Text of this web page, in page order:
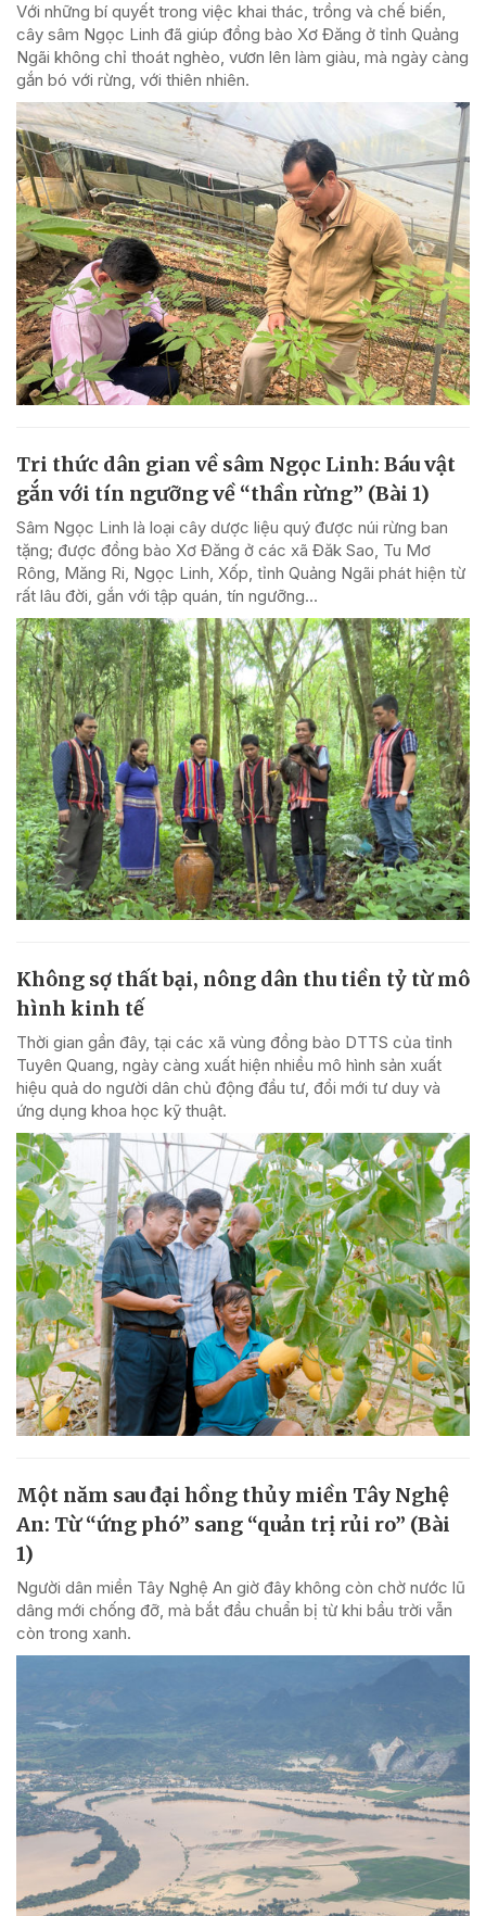
Với những bí quyết trong việc khai thác, trồng và chế biến,
cây sâm Ngọc Linh đã giúp đồng bào Xơ Đăng ở tỉnh Quảng
Ngãi không chỉ thoát nghèo, vươn lên làm giàu, mà ngày càng
gắn bó với rừng, với thiên nhiên.
Tri thức dân gian về sâm Ngọc Linh: Báu vật
gắn với tín ngưỡng về “thần rừng” (Bài 1)
Sâm Ngọc Linh là loại cây dược liệu quý được núi rừng ban
tặng; được đồng bào Xơ Đăng ở các xã Đăk Sao, Tu Mơ
Rông, Măng Ri, Ngọc Linh, Xốp, tỉnh Quảng Ngãi phát hiện từ
rất lâu đời, gắn với tập quán, tín ngưỡng...
Không sợ thất bại, nông dân thu tiền tỷ từ mô
hình kinh tế
Thời gian gần đây, tại các xã vùng đồng bào DTTS của tỉnh
Tuyên Quang, ngày càng xuất hiện nhiều mô hình sản xuất
hiệu quả do người dân chủ động đầu tư, đổi mới tư duy và
ứng dụng khoa học kỹ thuật.
Một năm sau đại hồng thủy miền Tây Nghệ
An: Từ “ứng phó” sang “quản trị rủi ro” (Bài
1)
Người dân miền Tây Nghệ An giờ đây không còn chờ nước lũ
dâng mới chống đỡ, mà bắt đầu chuẩn bị từ khi bầu trời vẫn
còn trong xanh.